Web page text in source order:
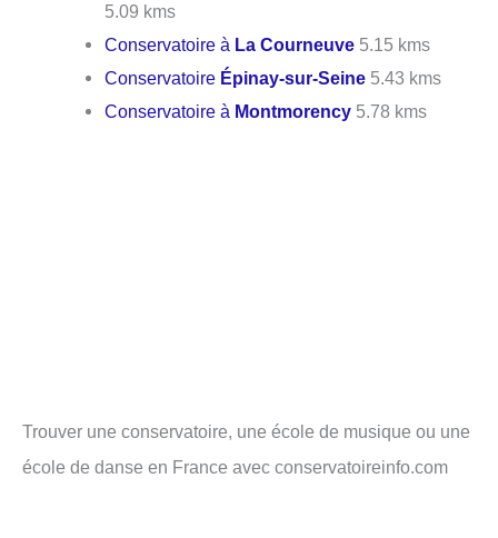
5.09 kms
Conservatoire à La Courneuve 5.15 kms
Conservatoire Épinay-sur-Seine 5.43 kms
Conservatoire à Montmorency 5.78 kms
Trouver une conservatoire, une école de musique ou une
école de danse en France avec conservatoireinfo.com